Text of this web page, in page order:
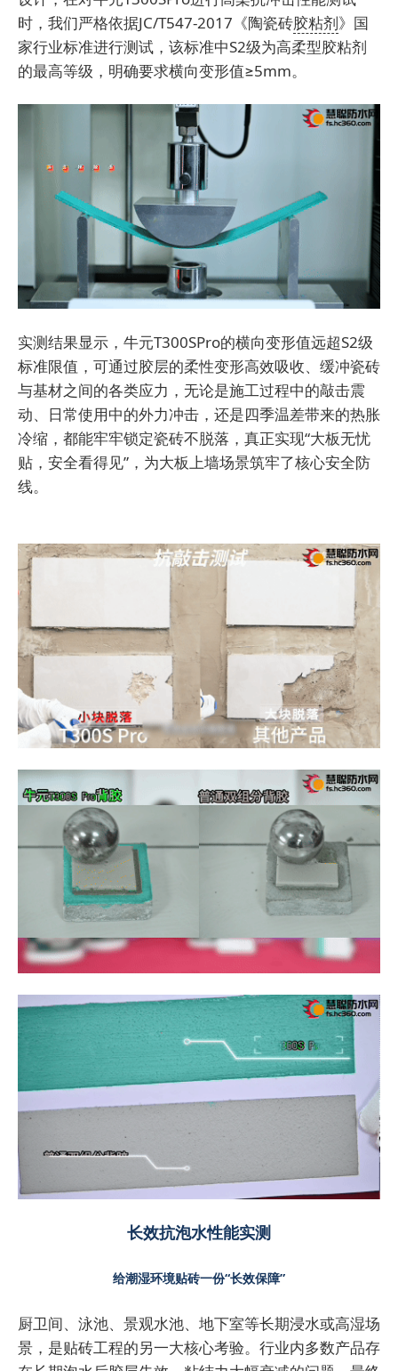
时，我们严格依据JC/T547-2017《陶瓷砖胶粘剂》国
家行业标准进行测试，该标准中S2级为高柔型胶粘剂
的最高等级，明确要求横向变形值≥5mm。
实测结果显示，牛元T300SPro的横向变形值远超S2级
标准限值，可通过胶层的柔性变形高效吸收、缓冲瓷砖
与基材之间的各类应力，无论是施工过程中的敲击震
动、日常使用中的外力冲击，还是四季温差带来的热胀
冷缩，都能牢牢锁定瓷砖不脱落，真正实现“大板无忧
贴，安全看得见”，为大板上墙场景筑牢了核心安全防
线。
长效抗泡水性能实测
给潮湿环境贴砖一份“长效保障”
厨卫间、泳池、景观水池、地下室等长期浸水或高湿场
景，是贴砖工程的另一大核心考验。行业内多数产品存